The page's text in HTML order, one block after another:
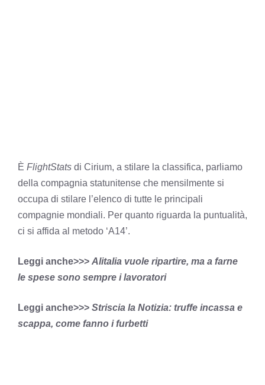
È FlightStats di Cirium, a stilare la classifica, parliamo
della compagnia statunitense che mensilmente si
occupa di stilare l’elenco di tutte le principali
compagnie mondiali. Per quanto riguarda la puntualità,
ci si affida al metodo ‘A14’.
Leggi anche>>> Alitalia vuole ripartire, ma a farne
le spese sono sempre i lavoratori
Leggi anche>>> Striscia la Notizia: truffe incassa e
scappa, come fanno i furbetti